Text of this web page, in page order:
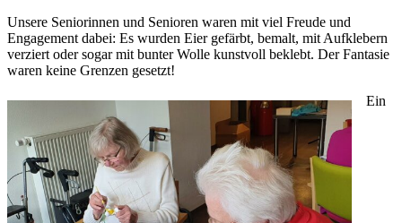
Unsere Seniorinnen und Senioren waren mit viel Freude und
Engagement dabei: Es wurden Eier gefärbt, bemalt, mit Aufklebern
verziert oder sogar mit bunter Wolle kunstvoll beklebt. Der Fantasie
waren keine Grenzen gesetzt!
Ein